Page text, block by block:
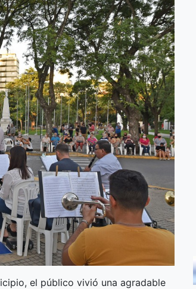
el público vivió una agradable